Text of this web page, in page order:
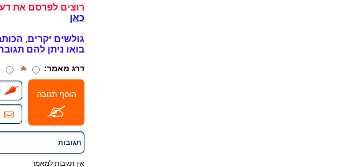
רוצים לפרסם את
כאן
גולשים יקרים,
בואו ניתן להם
דרג מאמר:
תגובות
אין תגובות למאמר